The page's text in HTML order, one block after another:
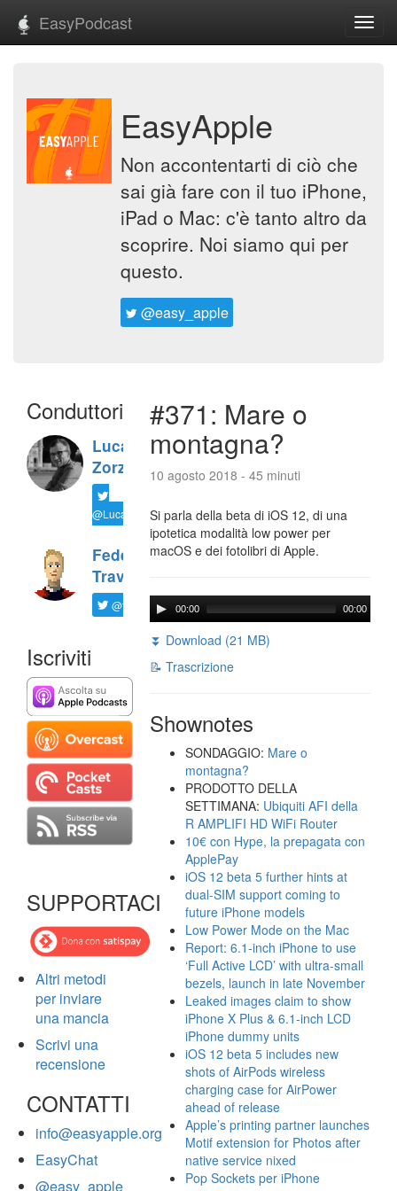
EasyPodcast
EasyApple
Non accontentarti di ciò che
sai già fare con il tuo iPhone,
iPad o Mac: c'è tanto altro da
scoprire. Noi siamo qui per
questo.
@easy_apple
Conduttori
Luca
Zorzi
@LucaTNT
Federico
Travaini
@ftrava
Iscriviti
SUPPORTACI
Altri metodi
per inviare
una mancia
Scrivi una
recensione
CONTATTI
info@easyapple.org
EasyChat
@easy_apple
#371: Mare o
montagna?
10 agosto 2018 - 45 minuti
Si parla della beta di iOS 12, di una
ipotetica modalità low power per
macOS e dei fotolibri di Apple.
00:00 00:00
⏬ Download (21 MB)
📝 Trascrizione
Shownotes
SONDAGGIO: Mare o
montagna?
PRODOTTO DELLA
SETTIMANA: Ubiquiti AFI della
R AMPLIFI HD WiFi Router
10€ con Hype, la prepagata con
ApplePay
iOS 12 beta 5 further hints at
dual-SIM support coming to
future iPhone models
Low Power Mode on the Mac
Report: 6.1-inch iPhone to use
‘Full Active LCD’ with ultra-small
bezels, launch in late November
Leaked images claim to show
iPhone X Plus & 6.1-inch LCD
iPhone dummy units
iOS 12 beta 5 includes new
shots of AirPods wireless
charging case for AirPower
ahead of release
Apple’s printing partner launches
Motif extension for Photos after
native service nixed
Pop Sockets per iPhone